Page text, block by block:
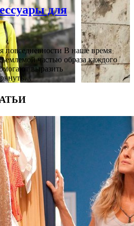
для
повседневности В наше время
частью образа каждого
выразить